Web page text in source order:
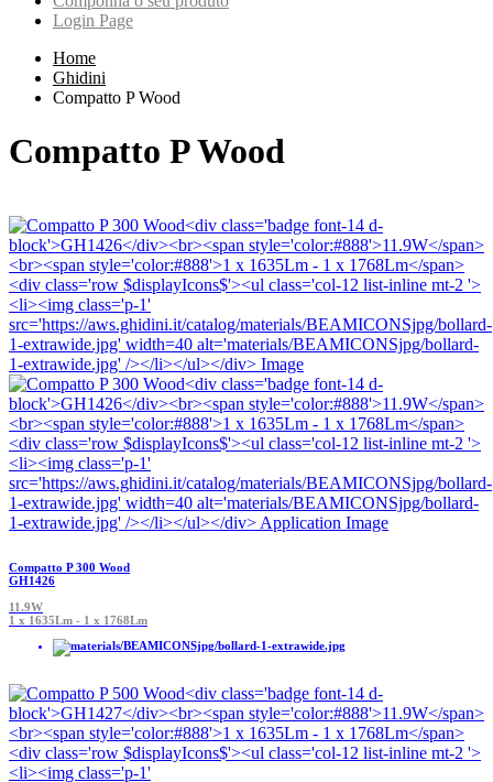
Login Page
Home
Ghidini
Compatto P Wood
Compatto P Wood
Compatto P 300 Wood
GH1426
11.9W
1 x 1635Lm - 1 x 1768Lm